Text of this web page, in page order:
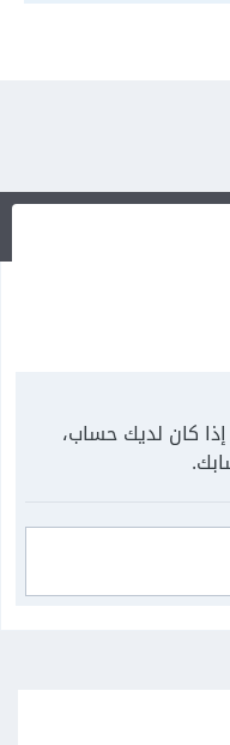
كان لديك حساب،